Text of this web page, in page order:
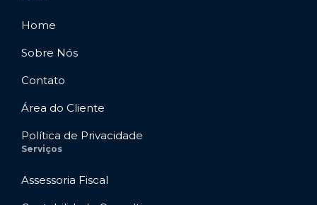
Home
Sobre Nós
Contato
Área do Cliente
Política de Privacidade
Serviços
Assessoria Fiscal